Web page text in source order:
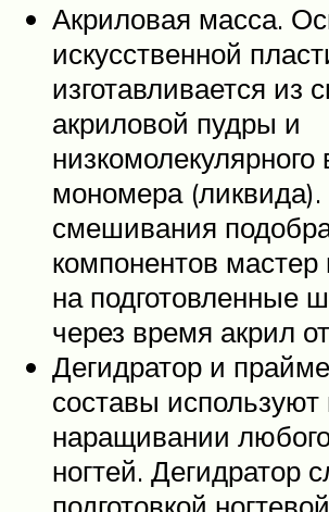
Акриловая масса.
искусственной
изготавливается из
акриловой пудры и
мономера
смешивания
компонентов мастер
на подготовленные
через время акрил
Дегидратор и
составы используют
наращивании
ногтей. Дегидратор